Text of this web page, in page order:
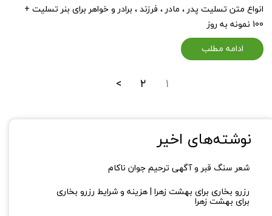
انواع متن تسلیت پدر ، مادر ، فرزند ، برادر و خواهر برای بنر تسلیت +
100 نمونه به روز
ادامه مطلب
۱ ۲ >
نوشته‌های اخیر
شعر سنگ قبر و آگهی ترحیم جوان ناکام
رزرو بخاری برای بهشت زهرا | هزینه و شرایط رزرو بخاری
برای بهشت زهرا